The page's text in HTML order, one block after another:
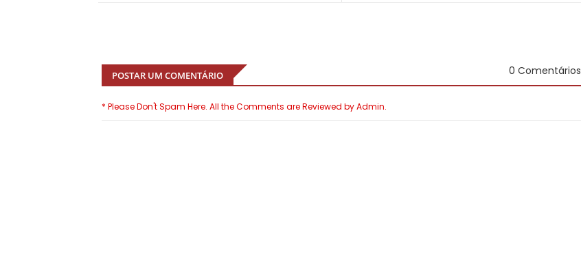
POSTAR UM COMENTÁRIO 0 Comentários
* Please Don't Spam Here. All the Comments are Reviewed by Admin.